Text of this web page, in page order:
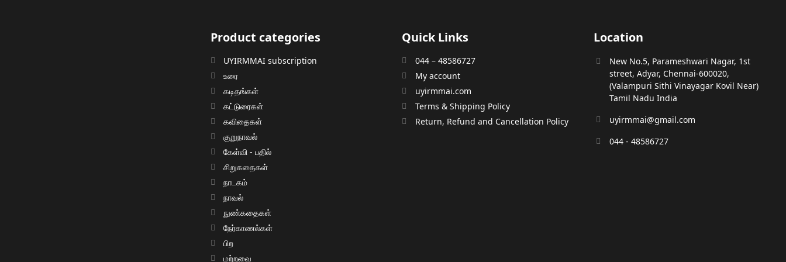
Product categories
UYIRMMAI subscription
உரை
கடிதங்கள்
கட்டுரைகள்
கவிதைகள்
குறுநாவல்
கேள்வி - பதில்
சிறுகதைகள்
நாடகம்
நாவல்
நுண்கதைகள்
நேர்காணல்கள்
பிற
மற்றவை
Quick Links
044 – 48586727
My account
uyirmmai.com
Terms & Shipping Policy
Return, Refund and Cancellation Policy
Location
New No.5, Parameshwari Nagar, 1st
street, Adyar, Chennai-600020,
(Valampuri Sithi Vinayagar Kovil Near)
Tamil Nadu India
uyirmmai@gmail.com
044 - 48586727